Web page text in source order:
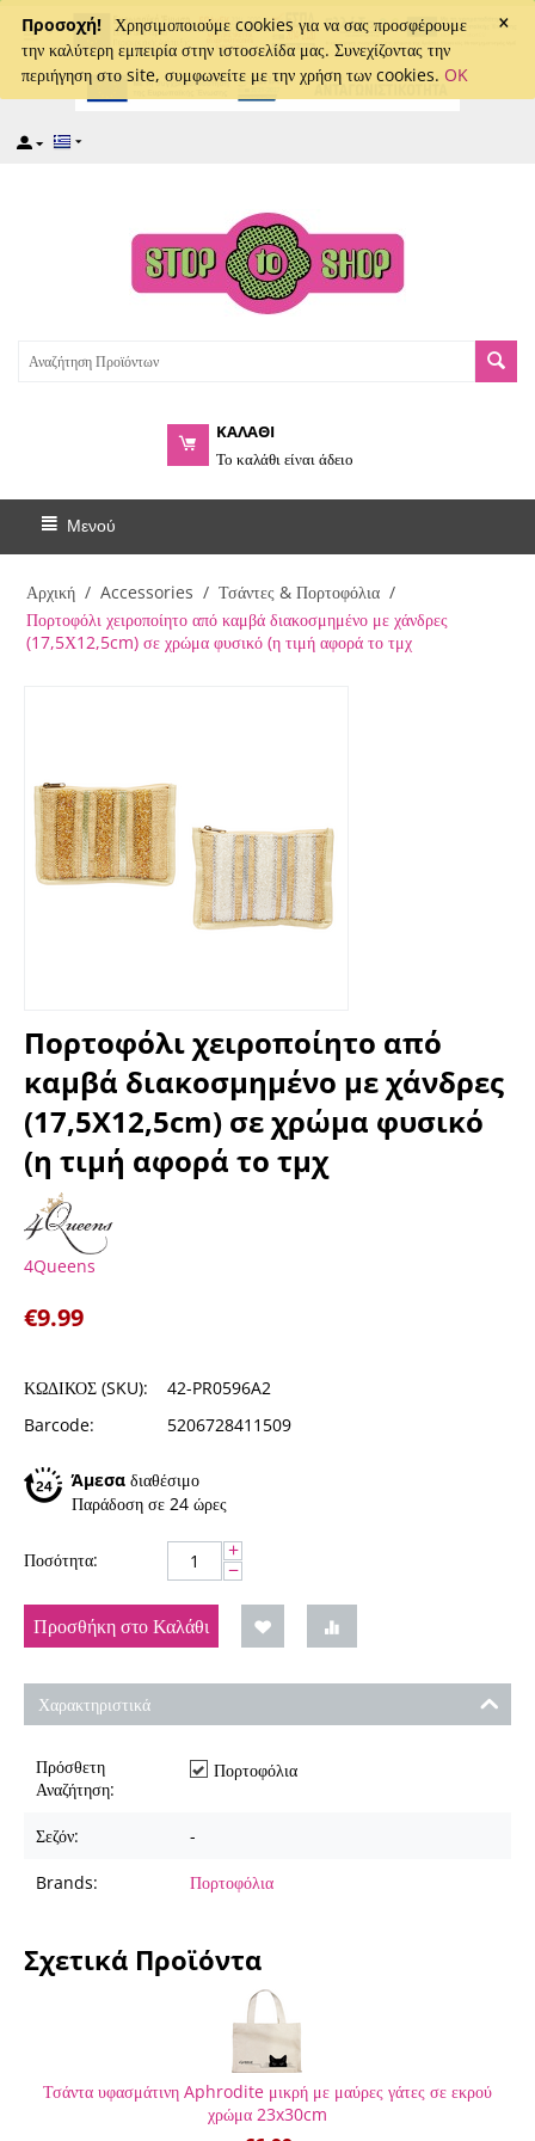
×
Προσοχή! Χρησιμοποιούμε cookies για να σας προσφέρουμε
την καλύτερη εμπειρία στην ιστοσελίδα μας. Συνεχίζοντας την
περιήγηση στο site, συμφωνείτε με την χρήση των cookies. OK
captcha
ΚΑΛΑΘΙ
Το καλάθι είναι άδειο
Μενού
Αρχική / Accessories / Τσάντες & Πορτοφόλια /
Πορτοφόλι χειροποίητο από καμβά διακοσμημένο με χάνδρες
(17,5Χ12,5cm) σε χρώμα φυσικό (η τιμή αφορά το τμχ
Πορτοφόλι χειροποίητο από
καμβά διακοσμημένο με χάνδρες
(17,5Χ12,5cm) σε χρώμα φυσικό
(η τιμή αφορά το τμχ
4Queens
€9.99
ΚΩΔΙΚΟΣ (SKU):
42-PR0596A2
Barcode:
5206728411509
Άμεσα διαθέσιμο
Παράδοση σε 24 ώρες
Ποσότητα: +
−
Προσθήκη στο Καλάθι
Χαρακτηριστικά
Πρόσθετη
Αναζήτηση:
Πορτοφόλια
Σεζόν: -
Brands: Πορτοφόλια
Σχετικά Προϊόντα
Τσάντα υφασμάτινη Aphrodite μικρή με μαύρες γάτες σε εκρού
χρώμα 23x30cm